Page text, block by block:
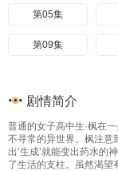
第05集
第09集
剧情简介
普通的女子高中生·枫在
不寻常的异世界。枫注意
出‘生成’就能变出药水的
了生活的支柱。虽然渴望